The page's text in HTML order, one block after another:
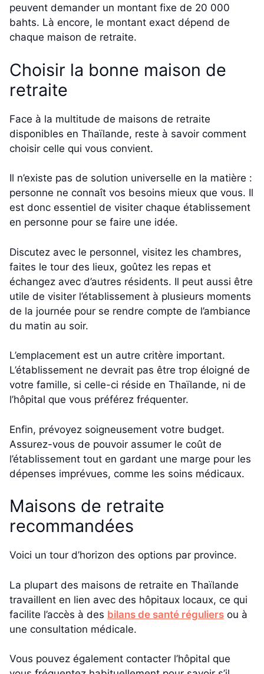
peuvent demander un montant fixe de 20 000
bahts. Là encore, le montant exact dépend de
chaque maison de retraite.
Choisir la bonne maison de
retraite
Face à la multitude de maisons de retraite
disponibles en Thaïlande, reste à savoir comment
choisir celle qui vous convient.
Il n’existe pas de solution universelle en la matière :
personne ne connaît vos besoins mieux que vous. Il
est donc essentiel de visiter chaque établissement
en personne pour se faire une idée.
Discutez avec le personnel, visitez les chambres,
faites le tour des lieux, goûtez les repas et
échangez avec d’autres résidents. Il peut aussi être
utile de visiter l’établissement à plusieurs moments
de la journée pour se rendre compte de l’ambiance
du matin au soir.
L’emplacement est un autre critère important.
L’établissement ne devrait pas être trop éloigné de
votre famille, si celle-ci réside en Thaïlande, ni de
l’hôpital que vous préférez fréquenter.
Enfin, prévoyez soigneusement votre budget.
Assurez-vous de pouvoir assumer le coût de
l’établissement tout en gardant une marge pour les
dépenses imprévues, comme les soins médicaux.
Maisons de retraite
recommandées
Voici un tour d’horizon des options par province.
La plupart des maisons de retraite en Thaïlande
travaillent en lien avec des hôpitaux locaux, ce qui
facilite l’accès à des bilans de santé réguliers ou à
une consultation médicale.
Vous pouvez également contacter l’hôpital que